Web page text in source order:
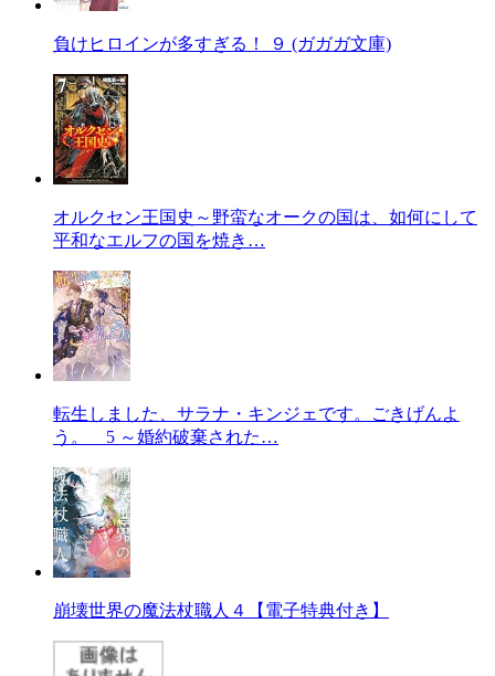
負けヒロインが多すぎる！ ９ (ガガガ文庫)
オルクセン王国史～野蛮なオークの国は、如何にして
平和なエルフの国を焼き…
転生しました、サラナ・キンジェです。ごきげんよ
う。 5 ～婚約破棄された…
崩壊世界の魔法杖職人４【電子特典付き】